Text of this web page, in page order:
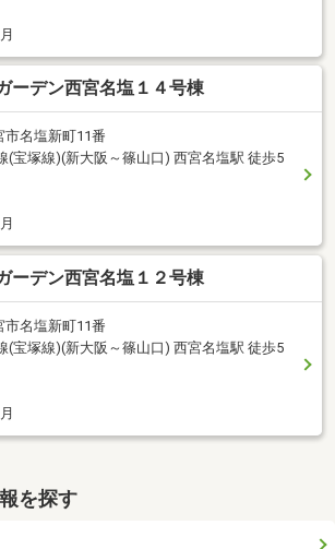
ーデン西宮名塩１４号棟
市名塩新町11番
(宝塚線)(新大阪～篠山口) 西宮名塩駅 徒歩5
ーデン西宮名塩１２号棟
市名塩新町11番
(宝塚線)(新大阪～篠山口) 西宮名塩駅 徒歩5
を探す